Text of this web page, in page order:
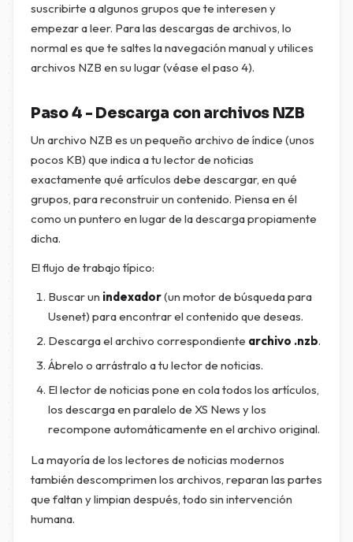
suscribirte a algunos grupos que te interesen y
empezar a leer. Para las descargas de archivos, lo
normal es que te saltes la navegación manual y utilices
archivos NZB en su lugar (véase el paso 4).
Paso 4 - Descarga con archivos NZB
Un archivo NZB es un pequeño archivo de índice (unos
pocos KB) que indica a tu lector de noticias
exactamente qué artículos debe descargar, en qué
grupos, para reconstruir un contenido. Piensa en él
como un puntero en lugar de la descarga propiamente
dicha.
El flujo de trabajo típico:
Buscar un indexador(un motor de búsqueda para
Usenet) para encontrar el contenido que deseas.
Descarga el archivo correspondiente archivo .nzb.
Ábrelo o arrástralo a tu lector de noticias.
El lector de noticias pone en cola todos los artículos,
los descarga en paralelo de XS News y los
recompone automáticamente en el archivo original.
La mayoría de los lectores de noticias modernos
también descomprimen los archivos, reparan las partes
que faltan y limpian después, todo sin intervención
humana.